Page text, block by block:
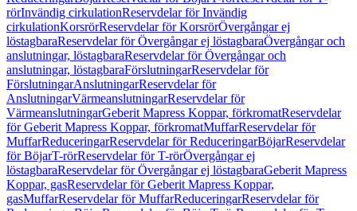
rörInvändig cirkulationReservdelar för Invändig
cirkulationKorsrörReservdelar för KorsrörÖvergångar ej
löstagbaraReservdelar för Övergångar ej löstagbaraÖvergångar och
anslutningar, löstagbaraReservdelar för Övergångar och
anslutningar, löstagbaraFörslutningarReservdelar för
FörslutningarAnslutningarReservdelar för
AnslutningarVärmeanslutningarReservdelar för
VärmeanslutningarGeberit Mapress Koppar, förkromatReservdelar
för Geberit Mapress Koppar, förkromatMuffarReservdelar för
MuffarReduceringarReservdelar för ReduceringarBöjarReservdelar
för BöjarT-rörReservdelar för T-rörÖvergångar ej
löstagbaraReservdelar för Övergångar ej löstagbaraGeberit Mapress
Koppar, gasReservdelar för Geberit Mapress Koppar,
gasMuffarReservdelar för MuffarReduceringarReservdelar för